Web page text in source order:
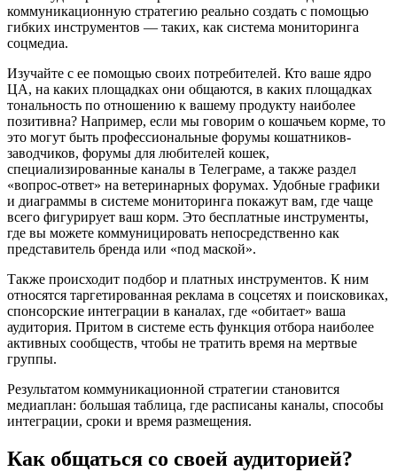
коммуникационную стратегию реально создать с помощью
гибких инструментов — таких, как система мониторинга
соцмедиа.
Изучайте с ее помощью своих потребителей. Кто ваше ядро
ЦА, на каких площадках они общаются, в каких площадках
тональность по отношению к вашему продукту наиболее
позитивна? Например, если мы говорим о кошачьем корме, то
это могут быть профессиональные форумы кошатников-
заводчиков, форумы для любителей кошек,
специализированные каналы в Телеграме, а также раздел
«вопрос-ответ» на ветеринарных форумах. Удобные графики
и диаграммы в системе мониторинга покажут вам, где чаще
всего фигурирует ваш корм. Это бесплатные инструменты,
где вы можете коммуницировать непосредственно как
представитель бренда или «под маской».
Также происходит подбор и платных инструментов. К ним
относятся таргетированная реклама в соцсетях и поисковиках,
спонсорские интеграции в каналах, где «обитает» ваша
аудитория. Притом в системе есть функция отбора наиболее
активных сообществ, чтобы не тратить время на мертвые
группы.
Результатом коммуникационной стратегии становится
медиаплан: большая таблица, где расписаны каналы, способы
интеграции, сроки и время размещения.
Как общаться со своей аудиторией?